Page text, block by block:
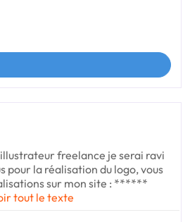
freelance je serai ravi
pour la réalisation du logo, vous
sur mon site : ******
tout le texte